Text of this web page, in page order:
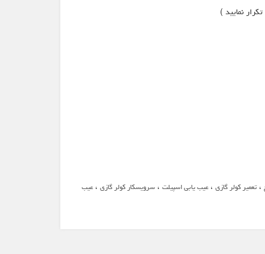
،تعمیر کولر گازی ،عیب یابی اسپیلت ،سرویسکار کولر گازی ،عیب